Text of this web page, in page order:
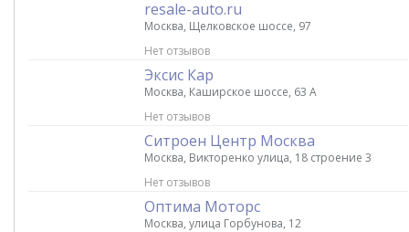
resale-auto.ru
Москва, Щелковское шоссе, 97
Нет отзывов
Эксис Кар
Москва, Каширское шоссе, 63 А
Нет отзывов
Ситроен Центр Москва
Москва, Викторенко улица, 18 строение 3
Нет отзывов
Оптима Моторс
Москва, улица Горбунова, 12